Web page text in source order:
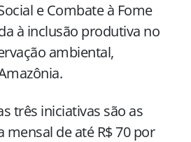
e Combate à Fome
à inclusão produtiva no
ambiental,
três iniciativas são as
de até R$ 70 por